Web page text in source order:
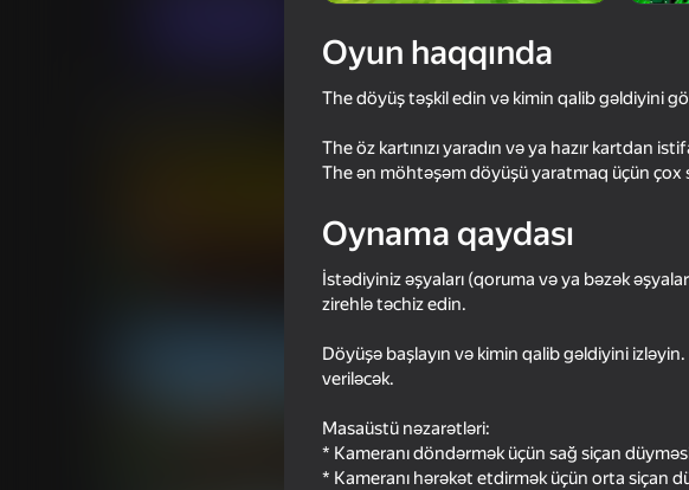
76
Ultra playground: military mod
69
64 16+ 71
Oyun haqqında
The döyüş təşkil edin və kimin qalib gəldiyini
The öz kartınızı yaradın və ya hazır kartdan
The ən möhtəşəm döyüşü yaratmaq üçün
Oynama qaydası
İstədiyiniz əşyaları (qoruma və ya bəzək
zirehlə təchiz edin.
Döyüşə başlayın və kimin qalib gəldiyini
veriləcək.
Masaüstü nəzarətləri:
* Kameranı döndərmək üçün sağ siçan
* Kameranı hərəkət etdirmək üçün orta siçan